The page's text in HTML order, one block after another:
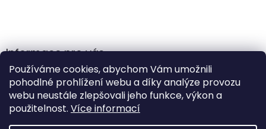
Používáme cookies, abychom Vám umožnili
pohodlné prohlížení webu a díky analýze provozu
webu neustále zlepšovali jeho funkce, výkon a
použitelnost. Více informací
Informace pro vás
Obchodní podmínky
Podmínky ochrany osobních údajů